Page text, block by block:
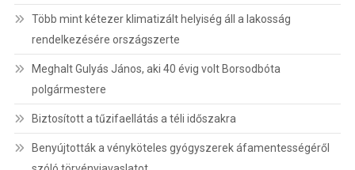
Több mint kétezer klimatizált helyiség áll a lakosság
rendelkezésére országszerte
Meghalt Gulyás János, aki 40 évig volt Borsodbóta
polgármestere
Biztosított a tűzifaellátás a téli időszakra
Benyújtották a vényköteles gyógyszerek áfamentességéről